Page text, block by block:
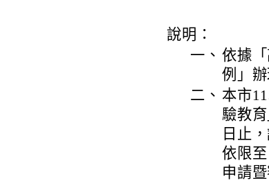
說明：
一、 依據
例」辦
二、 本市
驗教
日止
依限
申請